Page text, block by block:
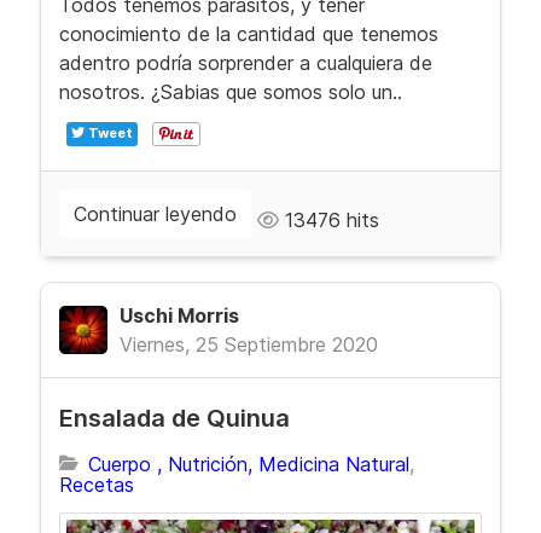
conocimiento de la cantidad que tenemos
adentro podría sorprender a cualquiera de
nosotros. ¿Sabias que somos solo un..
Tweet
Continuar leyendo 13476 hits
Uschi Morris
Viernes, 25 Septiembre 2020
Ensalada de Quinua
Cuerpo , Nutrición, Medicina Natural
Recetas